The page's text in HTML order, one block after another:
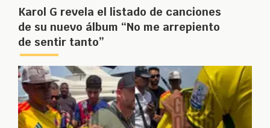
Karol G revela el listado de canciones
de su nuevo álbum “No me arrepiento
de sentir tanto”